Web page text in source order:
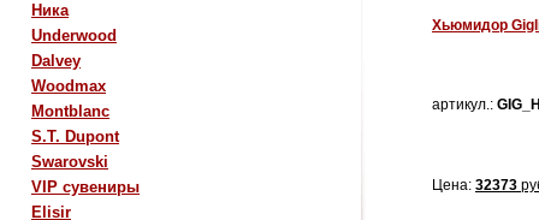
Ника
Underwood
Dalvey
Woodmax
Montblanc
S.T. Dupont
Swarovski
VIP сувениры
Elisir
Хьюмидор
артикул.:
Цена: 32373